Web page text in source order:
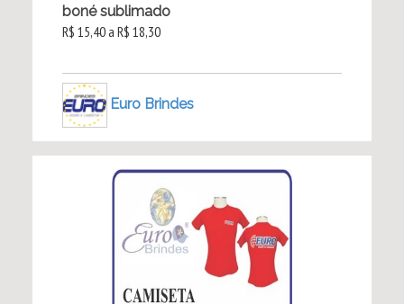
boné sublimado
R$ 15,40 a R$ 18,30
Euro Brindes